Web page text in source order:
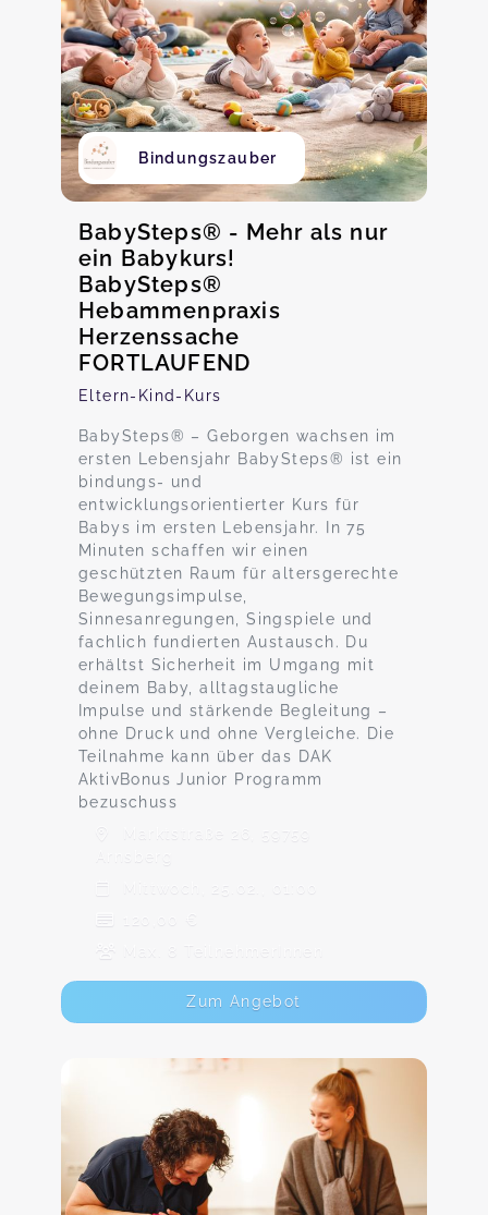
Bindungszauber
BabySteps® - Mehr als nur
ein Babykurs!
BabySteps®
Hebammenpraxis
Herzenssache
FORTLAUFEND
Eltern-Kind-Kurs
BabySteps® – Geborgen wachsen im
ersten Lebensjahr BabySteps® ist ein
bindungs- und
entwicklungsorientierter Kurs für
Babys im ersten Lebensjahr. In 75
Minuten schaffen wir einen
geschützten Raum für altersgerechte
Bewegungsimpulse,
Sinnesanregungen, Singspiele und
fachlich fundierten Austausch. Du
erhältst Sicherheit im Umgang mit
deinem Baby, alltagstaugliche
Impulse und stärkende Begleitung –
ohne Druck und ohne Vergleiche. Die
Teilnahme kann über das DAK
AktivBonus Junior Programm
bezuschuss
Marktstraße 26, 59759
Mittwoch, 25.02., 01:00
120,00 €
Max. 8 TeilnehmerInnen
Zum Angebot